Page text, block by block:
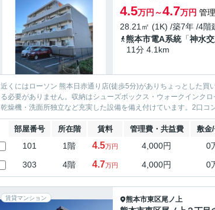
4.5万円～4.7万円 管
28.21㎡ (1K) /築7年 /4階
熊本市電A系統「神水
11分 4.1km
近くにはローソン 熊本日赤通り店(徒歩5分)がありちょっとした
る必要がありません。収納はシューズボックス・ウォークインク
乾燥機・洗面所独立など充実した設備を備え付けています。2口
部屋番号 所在階 賃料 管理費・共益費 敷金
101 1階 4.5万円 4,000円 0
303 4階 4.7万円 4,000円 0
賃貸マンション 熊本市東区尾ノ上